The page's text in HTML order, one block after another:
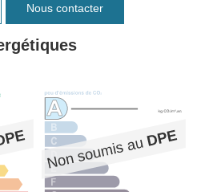
Nous contacter